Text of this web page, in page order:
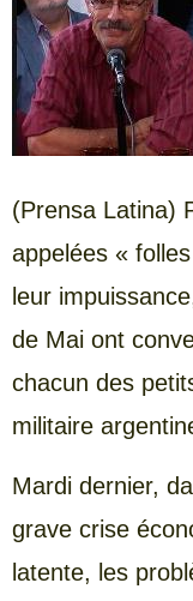
(Prensa Latina)
appelées «
leur
de Mai ont
chacun des
militaire
Mardi dernier,
grave crise
latente, les